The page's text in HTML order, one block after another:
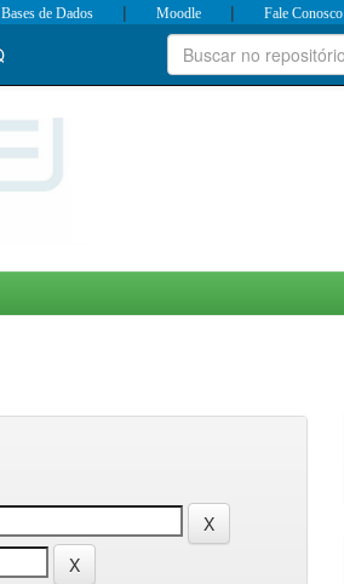
Bases de Dados | Moodle | Fale Conosco